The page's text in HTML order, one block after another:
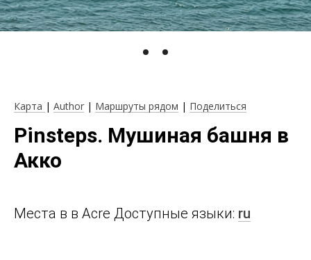
Карта | Author | Маршруты рядом | Поделиться
Pinsteps. Мушиная башня в
Акко
Места в в Acre Доступные языки: ru